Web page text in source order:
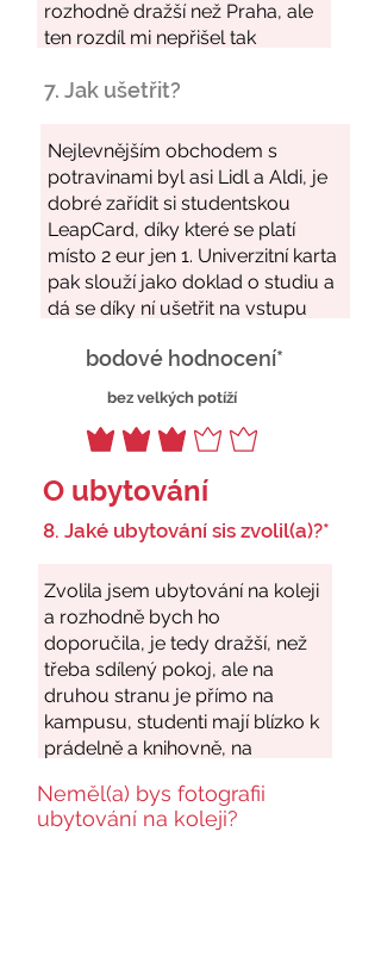
7. Jak ušetřit?
bodové hodnocení*
bez velkých potíží
O ubytování
8. Jaké ubytování sis zvolil(a)?*
Neměl(a) bys fotografii
ubytování na koleji?